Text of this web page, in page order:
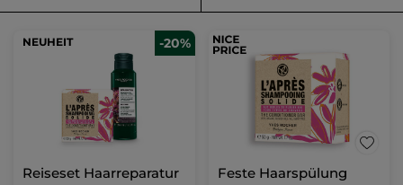
NEUHEIT -20%
Reiseset Haarreparatur Feste Haarspülung